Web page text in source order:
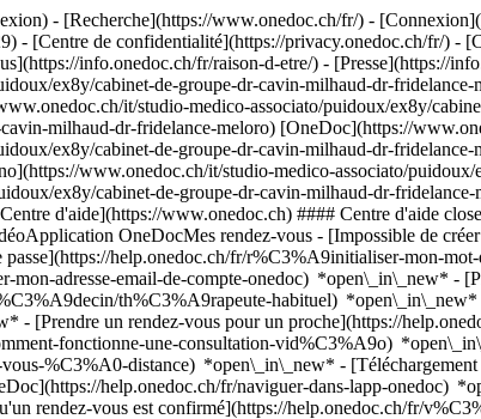
- [Recherche](https://www.onedoc.ch/fr/) -
- [Centre de confidentialité](https://privacy.onedoc.ch/fr/) -
info.onedoc.ch/fr/raison-d-etre/) - [Presse](https://
ex8y/cabinet-de-groupe-dr-cavin-milhaud-dr-
it/studio-medico-associato/puidoux/ex8y/
milhaud-dr-fridelance-meloro) [OneDoc](https://
ex8y/cabinet-de-groupe-dr-cavin-milhaud-dr-
www.onedoc.ch/it/studio-medico-associato/
ex8y/cabinet-de-groupe-dr-cavin-milhaud-dr-fridelance-
d'aide](https://www.onedoc.ch) #### Centre d'aide
OneDocMes rendez-vous - [Impossible de
help.onedoc.ch/fr/r%C3%A9initialiser-mon-
mon-adresse-email-de-compte-onedoc) *open\_in\_new* -
th%C3%A9rapeute-habituel)
[Prendre un rendez-vous pour un proche](https://
fonctionne-une-consultation-vid%C3%A9o)
%C3%A0-distance) *open\_in\_new* -
help.onedoc.ch/fr/naviguer-dans-lapp-onedoc)
assets/images/icons/new-patients.svg) ### Patients acceptés Cabinet de groupe Dr. Cavin-Milhaud / Dr. Fridelance Meloro accepte les nouveaux patients ![Icône mallette annonçant les spécialités du professionnel de santé](https://www.onedoc.ch/assets/images/icons/specialties.svg) ### Spécialités Pédiatrie [*arrow\_drop\_down*Voir plus](https://www.onedoc.ch) ![Marqueur annonçant la carte et les informations d’accès du cabinet](https://www.onedoc.ch/assets/images/icons/map.svg) ### Carte et informations d'accès #### Cabinet de groupe Dr. Cavin-Milhaud / Dr. Fridelance Meloro Chemin de Publoz 11 1070 Puidoux ![Icône document annonçant la présentation de l’établissement](https://www.onedoc.ch/assets/images/icons/presentation.svg) ### Présentation de l'établissement __Cabinet de groupe Dr. Cavin-Milhaud / Dr. Fridelance Meloro__, __cabinet de groupe__ à Puidoux, vous reçoit sur rendez-vous. - __Tania Cavin-Milhaud__ est spécialiste en __pédiatrie__ Pour plus d'informations et pour prendre rendez-vous, composez le [021 946 45 33](tel:+41219464533). ![Icône groupe de personnes annonçant la liste des professionnels de santé de l’établissement](https://www.onedoc.ch/assets/images/icons/team.svg) ### L'équipe Pédiatre [![Tania Cavin-Milhaud, pédiatre à Puidoux](https://www.onedoc.ch/assets/images/female.png "Tania Cavin-Milhaud, pédiatre à Puidoux") \ __Dr. Tania Cavin-Milhaud__](https://www.onedoc.ch/fr/pediatre/puidoux/pbpip/dr-tania-cavin-milhaud) ![Icône bulle de dialogue annonçant la section FAQ](https://www.onedoc.ch/assets/images/icons/faq.svg) ### FAQ *expand\_more* *keyboard\_arrow\_right* ## Quelle est l'adresse de Cabinet de groupe Dr. Cavin-Milhaud / Dr. Fridelance Meloro? Cabinet de groupe Dr. Cavin-Milhaud / Dr. Fridelance Meloro reçoit des patients à Chemin de Publoz 11, 1070 Puidoux. * * * *keyboard\_arrow\_right* ## Quel est le numéro de téléphone de Cabinet de groupe Dr. Cavin-Milhaud / Dr. Fridelance Meloro? Le numéro de téléphone de Cabinet de groupe Dr. Cavin-Milhaud / Dr. Fridelance Meloro est [021 946 45 33](tel:+41219464533). * * * *keyboard\_arrow\_right* ## Quelles sont les spécialités pratiquées au sein de Cabinet de groupe Dr. Cavin-Milhaud / Dr. Fridelance Meloro? Cabinet de groupe Dr. Cavin-Milhaud / Dr. Fridelance Meloro propose des consultations en [Pédiatrie](https://www.onedoc.ch/fr/pediatre/puidoux). * * * *keyboard\_arrow\_right* ## Est-ce que Cabinet de groupe Dr. Cavin-Milhaud / Dr. Fridelance Meloro accepte les nouveaux patients? Oui, Cabinet de groupe Dr. Cavin-Milhaud / Dr. Fridelance Meloro accepte les nouveaux patients. Pour prendre rendez-vous, les nouveaux patients peuvent facilement réserver en ligne via OneDoc. * * * *keyboard\_arrow\_right* ## Quelles sont les langues parlées au sein de Cabinet de groupe Dr. Cavin-Milhaud / Dr. Fridelance Meloro? Cabinet de groupe Dr. Cavin-Milhaud / Dr. Fridelance Meloro propose des consultations en Français. 1. [OneDoc](https://www.onedoc.ch/fr/)/ 2. [Cabinet de groupe](https://www.onedoc.ch/fr/cabinet-de-groupe)/ 3. [Canton de Vaud](https://www.onedoc.ch/fr/cabinet-de-groupe/canton-de-vaud)/ 4. [Puidoux](https://www.onedoc.ch/fr/cabinet-de-groupe/puidoux)/ 5. Cabinet de groupe Dr. Cavin-Milhaud / Dr. Fridelance Meloro ### Vous gérez cet établissement? Prenez la main sur votre profil OneDoc! OneDoc vous permet de: *group*Développer votre patientèle